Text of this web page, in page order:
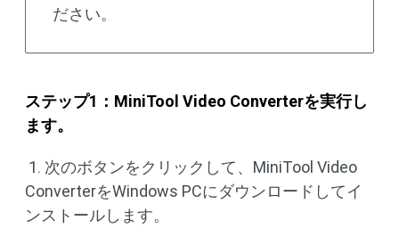
ださい。
ステップ1 ： MiniTool Video Converterを実行し
ます。
1. 次のボタンをクリックして、MiniTool Video
ConverterをWindows PCにダウンロードしてイ
ンストールします。